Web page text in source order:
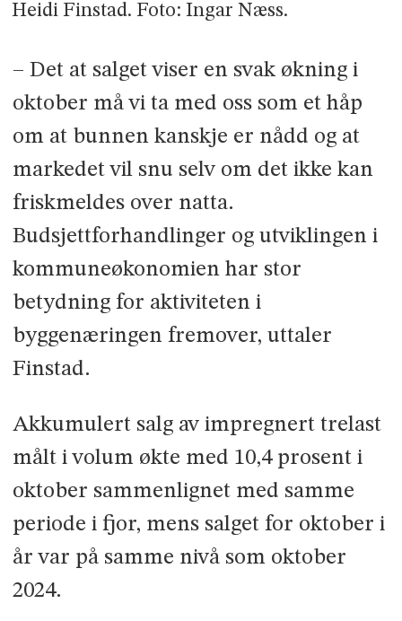
Heidi Finstad. Foto: Ingar Næss.
– Det at salget viser en svak økning i
oktober må vi ta med oss som et håp
om at bunnen kanskje er nådd og at
markedet vil snu selv om det ikke kan
friskmeldes over natta.
Budsjettforhandlinger og utviklingen i
kommuneøkonomien har stor
betydning for aktiviteten i
byggenæringen fremover, uttaler
Finstad.
Akkumulert salg av impregnert trelast
målt i volum økte med 10,4 prosent i
oktober sammenlignet med samme
periode i fjor, mens salget for oktober i
år var på samme nivå som oktober
2024.